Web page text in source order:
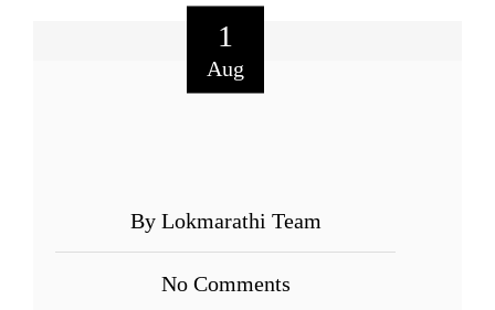
1
Aug
By Lokmarathi Team
No Comments